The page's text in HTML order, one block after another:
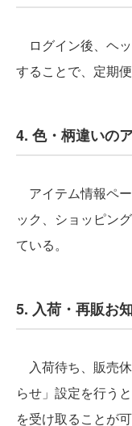
ログイン後、ヘ
することで、定期
4. 色・柄違いの
アイテム情報ペ
ック、ショッピン
ている。
5. 入荷・再販お
入荷待ち、販売
らせ」設定を行う
を受け取ることが可